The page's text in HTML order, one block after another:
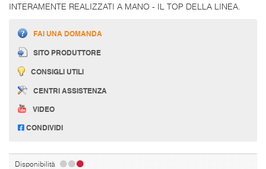
INTERAMENTE REALIZZATI A MANO - IL TOP DELLA LINEA.
FAI UNA DOMANDA
SITO PRODUTTORE
CONSIGLI UTILI
CENTRI ASSISTENZA
VIDEO
CONDIVIDI
Disponibilità